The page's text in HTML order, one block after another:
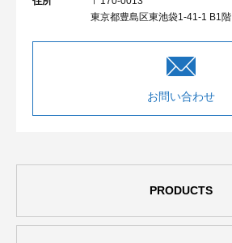
東京都豊島区東池袋1-41-1 B1階
お問い合わせ
PRODUCTS